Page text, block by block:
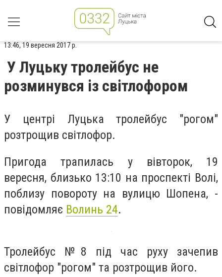
13:46, 19 вересня 2017 р.
У Луцьку тролейбус не
розминувся із світлофором
У центрі Луцька тролейбус "рогом"
розтрощив світлофор.
Пригода трапилась у вівторок, 19
вересня, близько 13:10 на проспекті Волі,
поблизу повороту на вулицю Шопена, -
повідомляє Волинь 24.
Тролейбус №8 під час руху зачепив
світлофор "рогом" та розтрощив його.